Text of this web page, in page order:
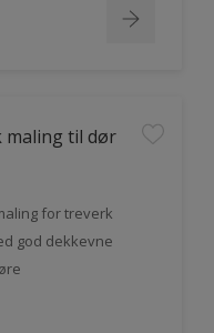
maling til dør
for treverk
god dekkevne